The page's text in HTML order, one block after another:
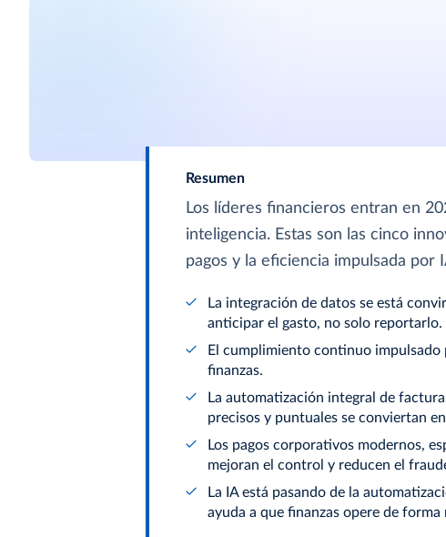
Resumen
Los líderes financieros entran en
inteligencia. Estas son las cinco
pagos y la eficiencia impulsada por
La integración de datos se está
anticipar el gasto, no solo reportarlo.
El cumplimiento continuo impulsado
finanzas.
La automatización integral de
precisos y puntuales se conviertan
Los pagos corporativos modernos,
mejoran el control y reducen el
La IA está pasando de la
ayuda a que finanzas opere de forma